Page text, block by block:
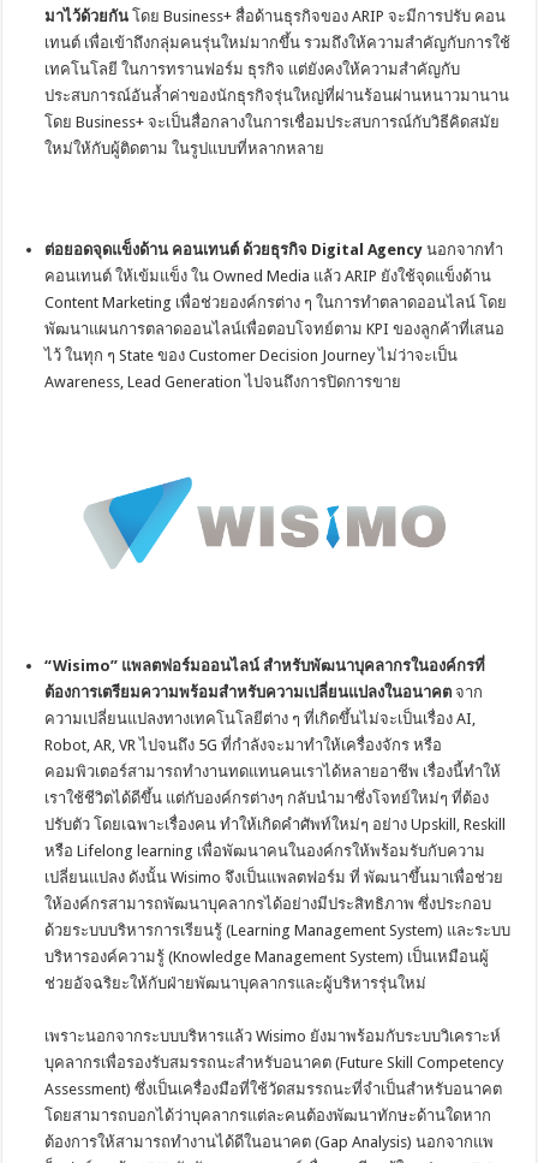
มาไว้ด้วยกันโดย Business+ สื่อด้านธุรกิจของ ARIP จะมีการปรับ คอน
เทนต์ เพื่อเข้าถึงกลุ่มคนรุ่นใหม่มากขึ้น รวมถึงให้ความสำคัญกับการใช้
เทคโนโลยี ในการทรานฟอร์ม ธุรกิจ แต่ยังคงให้ความสำคัญกับ
ประสบการณ์อันล้ำค่าของนักธุรกิจรุ่นใหญ่ที่ผ่านร้อนผ่านหนาวมานาน
โดย Business+ จะเป็นสื่อกลางในการเชื่อมประสบการณ์กับวิธีคิดสมัย
ใหม่ให้กับผู้ติดตาม ในรูปแบบที่หลากหลาย
ต่อยอดจุดแข็งด้าน คอนเทนต์ ด้วยธุรกิจ Digital Agencyนอกจากทำ
คอนเทนต์ ให้เข้มแข็ง ใน Owned Media แล้ว ARIP ยังใช้จุดแข็งด้าน
Content Marketing เพื่อช่วยองค์กรต่าง ๆ ในการทำตลาดออนไลน์ โดย
พัฒนาแผนการตลาดออนไลน์เพื่อตอบโจทย์ตาม KPI ของลูกค้าที่เสนอ
ไว้ ในทุก ๆ State ของ Customer Decision Journey ไม่ว่าจะเป็น
Awareness, Lead Generation ไปจนถึงการปิดการขาย
“Wisimo” แพลตฟอร์มออนไลน์ สำหรับพัฒนาบุคลากรในองค์กรที่
ต้องการเตรียมความพร้อมสำหรับความเปลี่ยนแปลงในอนาคตจาก
ความเปลี่ยนแปลงทางเทคโนโลยีต่าง ๆ ที่เกิดขึ้นไม่จะเป็นเรื่อง AI,
Robot, AR, VR ไปจนถึง 5G ที่กำลังจะมาทำให้เครื่องจักร หรือ
คอมพิวเตอร์สามารถทำงานทดแทนคนเราได้หลายอาชีพ เรื่องนี้ทำให้
เราใช้ชีวิตได้ดีขึ้น แต่กับองค์กรต่างๆ กลับนำมาซึ่งโจทย์ใหม่ๆ ที่ต้อง
ปรับตัว โดยเฉพาะเรื่องคน ทำให้เกิดคำศัพท์ใหม่ๆ อย่าง Upskill, Reskill
หรือ Lifelong learning เพื่อพัฒนาคนในองค์กรให้พร้อมรับกับความ
เปลี่ยนแปลง ดังนั้น Wisimo จึงเป็นแพลตฟอร์ม ที่ พัฒนาขึ้นมาเพื่อช่วย
ให้องค์กรสามารถพัฒนาบุคลากรได้อย่างมีประสิทธิภาพ ซึ่งประกอบ
ด้วยระบบบริหารการเรียนรู้ (Learning Management System) และระบบ
บริหารองค์ความรู้ (Knowledge Management System) เป็นเหมือนผู้
ช่วยอัจฉริยะให้กับฝ่ายพัฒนาบุคลากรและผู้บริหารรุ่นใหม่
เพราะนอกจากระบบบริหารแล้ว Wisimo ยังมาพร้อมกับระบบวิเคราะห์
บุคลากรเพื่อรองรับสมรรถนะสำหรับอนาคต (Future Skill Competency
Assessment) ซึ่งเป็นเครื่องมือที่ใช้วัดสมรรถนะที่จำเป็นสำหรับอนาคต
โดยสามารถบอกได้ว่าบุคลากรแต่ละคนต้องพัฒนาทักษะด้านใดหาก
ต้องการให้สามารถทำงานได้ดีในอนาคต (Gap Analysis) นอกจากแพ